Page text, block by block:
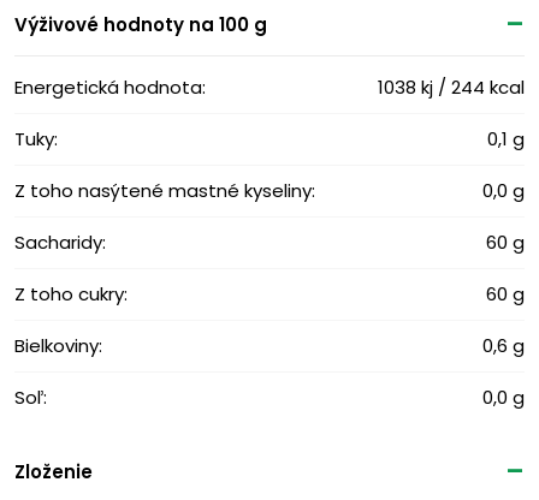
Výživové ​​hodnoty na 100 g
Energetická hodnota: 1038 kj / 244 kcal
Tuky: 0,1 g
Z toho nasýtené mastné kyseliny: 0,0 g
Sacharidy: 60 g
Z toho cukry: 60 g
Bielkoviny: 0,6 g
Soľ: 0,0 g
Zloženie